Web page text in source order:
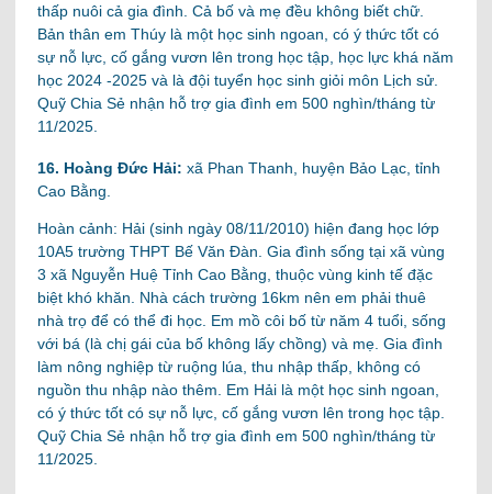
thấp nuôi cả gia đình. Cả bố và mẹ đều không biết chữ.
Bản thân em Thúy là một học sinh ngoan, có ý thức tốt có
sự nỗ lực, cố gắng vươn lên trong học tập, học lực khá năm
học 2024 -2025 và là đội tuyển học sinh giỏi môn Lịch sử.
Quỹ Chia Sẻ nhận hỗ trợ gia đình em 500 nghìn/tháng từ
11/2025.
16. Hoàng Đức Hải: xã Phan Thanh, huyện Bảo Lạc, tỉnh
Cao Bằng.
Hoàn cảnh: Hải (sinh ngày 08/11/2010) hiện đang học lớp
10A5 trường THPT Bế Văn Đàn. Gia đình sống tại xã vùng
3 xã Nguyễn Huệ Tỉnh Cao Bằng, thuộc vùng kinh tế đặc
biệt khó khăn. Nhà cách trường 16km nên em phải thuê
nhà trọ để có thể đi học. Em mồ côi bố từ năm 4 tuổi, sống
với bá (là chị gái của bố không lấy chồng) và mẹ. Gia đình
làm nông nghiệp từ ruộng lúa, thu nhập thấp, không có
nguồn thu nhập nào thêm. Em Hải là một học sinh ngoan,
có ý thức tốt có sự nỗ lực, cố gắng vươn lên trong học tập.
Quỹ Chia Sẻ nhận hỗ trợ gia đình em 500 nghìn/tháng từ
11/2025.